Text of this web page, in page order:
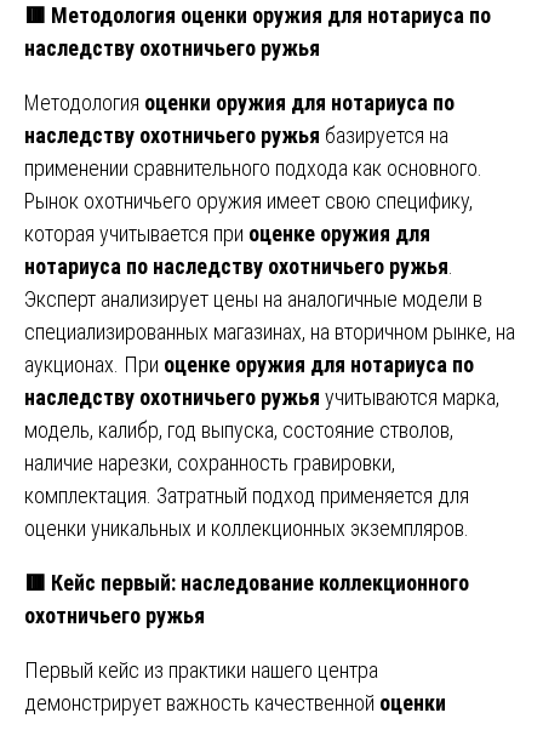
🟥 Методология оценки оружия для нотариуса по
наследству охотничьего ружья
Методология оценки оружия для нотариуса по
наследству охотничьего ружья базируется на
применении сравнительного подхода как основного.
Рынок охотничьего оружия имеет свою специфику,
которая учитывается при оценке оружия для
нотариуса по наследству охотничьего ружья
Эксперт анализирует цены на аналогичные модели в
специализированных магазинах, на вторичном рынке, на
аукционах. При оценке оружия для нотариуса по
наследству охотничьего ружья учитываются марка,
модель, калибр, год выпуска, состояние стволов,
наличие нарезки, сохранность гравировки,
комплектация. Затратный подход применяется для
оценки уникальных и коллекционных экземпляров.
🟥 Кейс первый: наследование коллекционного
охотничьего ружья
Первый кейс из практики нашего центра
демонстрирует важность качественной оценки